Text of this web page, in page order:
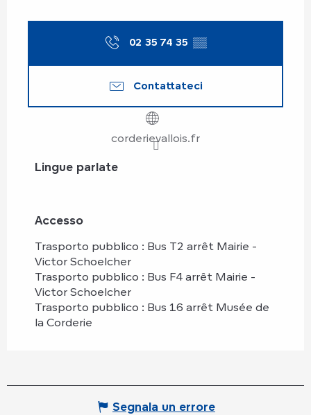
02 35 74 35 ▒▒
Contattateci
corderievallois.fr
Lingue parlate
Lingue parlate
Accesso
Accesso
Trasporto pubblico : Bus T2 arrêt Mairie -
Victor Schoelcher
Trasporto pubblico : Bus F4 arrêt Mairie -
Victor Schoelcher
Trasporto pubblico : Bus 16 arrêt Musée de
la Corderie
Segnala un errore